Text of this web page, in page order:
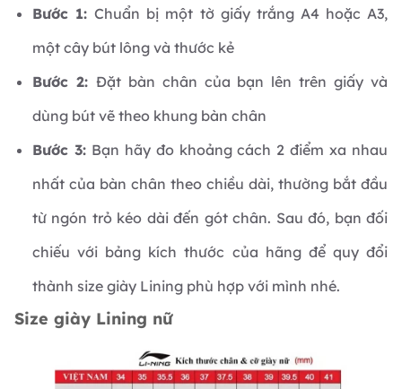
Bước 1:Chuẩn bị một tờ giấy trắng A4 hoặc A3,
một cây bút lông và thước kẻ
Bước 2: Đặt bàn chân của bạn lên trên giấy và
dùng bút vẽ theo khung bàn chân
Bước 3:Bạn hãy đo khoảng cách 2 điểm xa nhau
nhất của bàn chân theo chiều dài, thường bắt đầu
từ ngón trỏ kéo dài đến gót chân. Sau đó, bạn đối
chiếu với bảng kích thước của hãng để quy đổi
thành size giày Lining phù hợp với mình nhé.
Size giày Lining nữ